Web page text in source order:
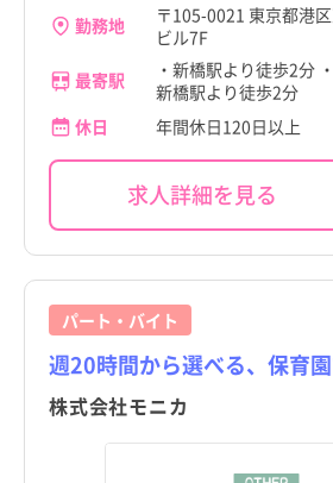
勤務地
〒105-0021 東京都港
ビル7F
最寄駅
・新橋駅より徒歩2分
新橋駅より徒歩2分
休日
年間休日120日以上
求人詳細を見る
パート・バイト
週20時間から選べる、保育
株式会社モニカ